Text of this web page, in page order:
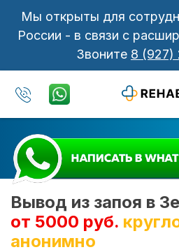
Мы открыты для
России - в связи с
Звоните 8 (927)
Вывод из запоя в
от 5000 руб.
анонимно